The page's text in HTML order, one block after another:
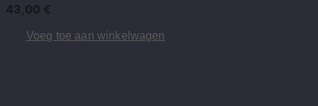
43,00 €
Voeg toe aan winkelwagen